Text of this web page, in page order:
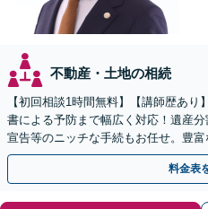
不動産・土地の相続
【初回相談1時間無料】【講師歴あ
書による予防まで幅広く対応！遺産
宣告等のニッチな手続もお任せ。豊
すく丁寧にご説明【Web相談・電話
料金表